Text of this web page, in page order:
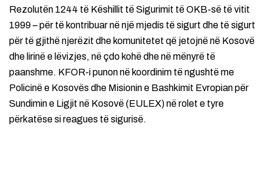
Rezolutën 1244 të Këshillit të Sigurimit të OKB-së të vitit
1999 – për të kontribuar në një mjedis të sigurt dhe të sigurt
për të gjithë njerëzit dhe komunitetet që jetojnë në Kosovë
dhe lirinë e lëvizjes, në çdo kohë dhe në mënyrë të
paanshme. KFOR-i punon në koordinim të ngushtë me
Policinë e Kosovës dhe Misionin e Bashkimit Evropian për
Sundimin e Ligjit në Kosovë (EULEX) në rolet e tyre
përkatëse si reagues të sigurisë.